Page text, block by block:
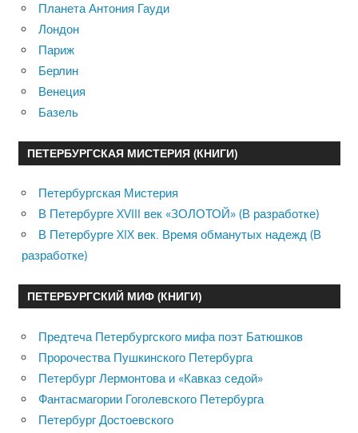
Планета Антония Гауди
Лондон
Париж
Берлин
Венеция
Базель
ПЕТЕРБУРГСКАЯ МИСТЕРИЯ (КНИГИ)
Петербургская Мистерия
В Петербурге XVIII век «ЗОЛОТОЙ» (В разработке)
В Петербурге XIX век. Время обманутых надежд (В
разработке)
ПЕТЕРБУРГСКИЙ МИФ (КНИГИ)
Предтеча Петербургского мифа поэт Батюшков
Пророчества Пушкинского Петербурга
Петербург Лермонтова и «Кавказ седой»
Фантасмагории Гоголевского Петербурга
Петербург Достоевского